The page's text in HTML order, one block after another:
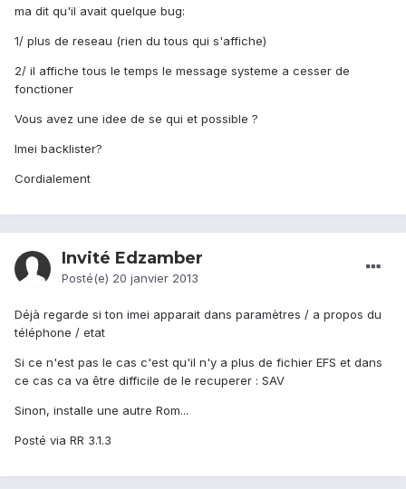
ma dit qu'il avait quelque bug:
1/ plus de reseau (rien du tous qui s'affiche)
2/ il affiche tous le temps le message systeme a cesser de
fonctioner
Vous avez une idee de se qui et possible ?
Imei backlister?
Cordialement
Invité Edzamber
Posté(e) 20 janvier 2013
Déjà regarde si ton imei apparait dans paramètres / a propos du
téléphone / etat
Si ce n'est pas le cas c'est qu'il n'y a plus de fichier EFS et dans
ce cas ca va être difficile de le recuperer : SAV
Sinon, installe une autre Rom...
Posté via RR 3.1.3